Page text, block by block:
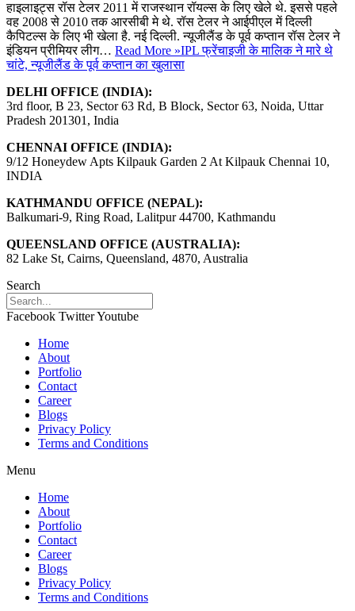
हाइलाइट्स रॉस टेलर 2011 में राजस्थान रॉयल्स के लिए खेले थे. इससे पहले
वह 2008 से 2010 तक आरसीबी मे थे. रॉस टेलर ने आईपीएल में दिल्ली
कैपिटल्स के लिए भी खेला है. नई दिल्ली. न्यूजीलैंड के पूर्व कप्तान रॉस टेलर ने
इंडियन प्रीमियर लीग… Read More »IPL फ्रेंचाइजी के मालिक ने मारे थे
चांटे, न्यूजीलैंड के पूर्व कप्तान का खुलासा
DELHI OFFICE (INDIA):
3rd floor, B 23, Sector 63 Rd, B Block, Sector 63, Noida, Uttar
Pradesh 201301, India
CHENNAI OFFICE (INDIA):
9/12 Honeydew Apts Kilpauk Garden 2 At Kilpauk Chennai 10,
INDIA
KATHMANDU OFFICE (NEPAL):
Balkumari-9, Ring Road, Lalitpur 44700, Kathmandu
QUEENSLAND OFFICE (AUSTRALIA):
82 Lake St, Cairns, Queensland, 4870, Australia
Search
Facebook TwitterYoutube
Home
About
Portfolio
Contact
Career
Blogs
Privacy Policy
Terms and Conditions
Menu
Home
About
Portfolio
Contact
Career
Blogs
Privacy Policy
Terms and Conditions